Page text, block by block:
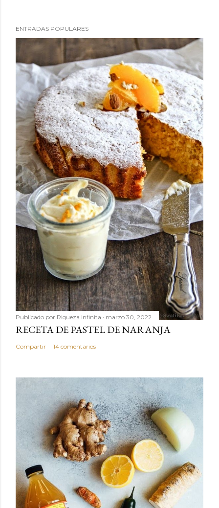
ENTRADAS POPULARES
Publicado por Riqueza Infinita marzo 30, 2022
RECETA DE PASTEL DE NARANJA
Compartir 14 comentarios